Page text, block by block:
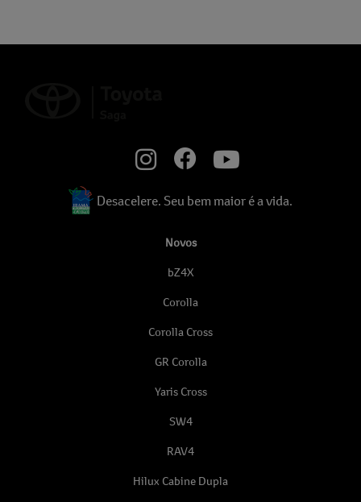
Desacelere. Seu bem maior é a vida.
Novos
bZ4X
Corolla
Corolla Cross
GR Corolla
Yaris Cross
SW4
RAV4
Hilux Cabine Dupla